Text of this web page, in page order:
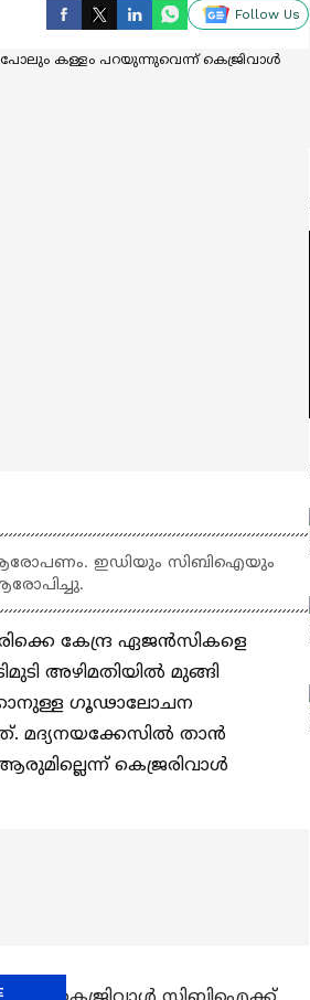
Follow Us
ആരോപണം. ഇഡിയും സിബിഐയും
കേന്ദ്ര ഏജന്‍സികളെ
അഴിമതിയിൽ മുങ്ങി
ഗൂഢാലോചന
മദ്യനയക്കേസിൽ താൻ
കെജ്രരിവാൾ
കെജ്രിവാൾ സിബിഐക്ക്